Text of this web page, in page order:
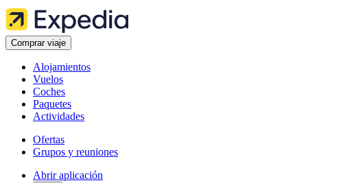
Comprar viaje
Alojamientos
Vuelos
Coches
Paquetes
Actividades
Ofertas
Grupos y reuniones
Abrir aplicación